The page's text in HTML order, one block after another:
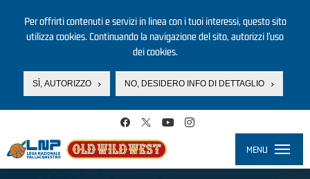
Per offrirti contenuti e servizi in linea con i tuoi interessi, questo sito
utilizza cookies. Continuando la navigazione del sito, autorizzi l’uso
dei cookies.
SÌ, AUTORIZZO NO, DESIDERO INFO DI DETTAGLIO
MENU